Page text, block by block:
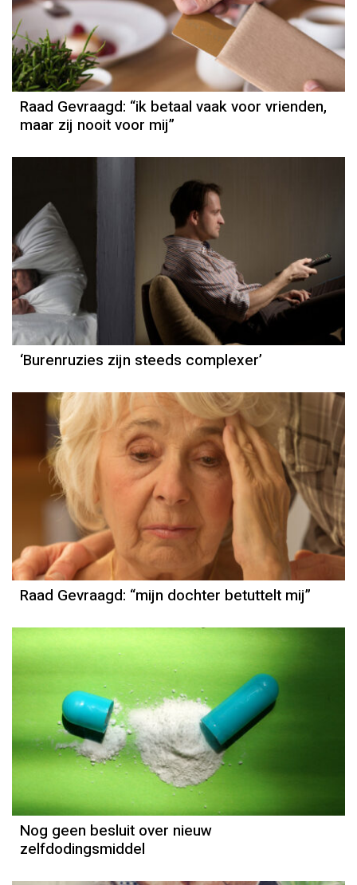
Raad Gevraagd: “ik betaal vaak voor vrienden,
maar zij nooit voor mij”
‘Burenruzies zijn steeds complexer’
Raad Gevraagd: “mijn dochter betuttelt mij”
Nog geen besluit over nieuw
zelfdodingsmiddel